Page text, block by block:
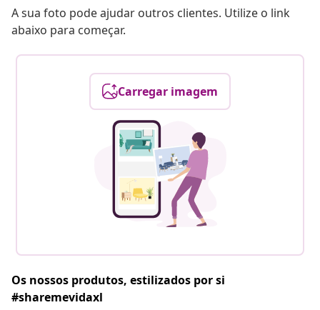
A sua foto pode ajudar outros clientes. Utilize o link
abaixo para começar.
Carregar imagem
Os nossos produtos, estilizados por si
#sharemevidaxl